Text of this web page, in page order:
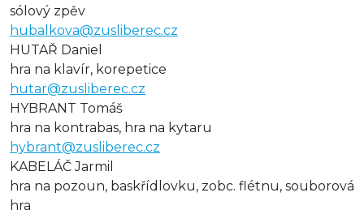
sólový zpěv
hubalkova@zusliberec.cz
HUTAŘ Daniel
hra na klavír, korepetice
hutar@zusliberec.cz
HYBRANT Tomáš
hra na kontrabas, hra na kytaru
hybrant@zusliberec.cz
KABELÁČ Jarmil
hra na pozoun, baskřídlovku, zobc. flétnu, souborová
hra